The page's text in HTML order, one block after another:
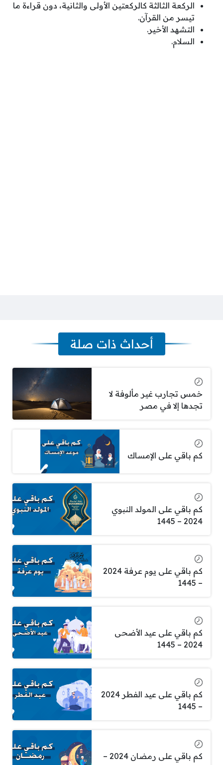
الركعة الثالثة كالركعتين الأولى والثانية، دون قراءة ما
تيسر من القرآن.
التشهد الأخير.
السلام.
أحداث ذات صلة
خمس تجارب غير مألوفة لا
تجدها إلا في مصر
كم باقي على الإمساك
كم باقي على المولد النبوي
2024 – 1445
كم باقي على يوم عرفة 2024
– 1445
كم باقي على عيد الأضحى
2024 – 1445
كم باقي على عيد الفطر 2024
– 1445
كم باقي على رمضان 2024 –